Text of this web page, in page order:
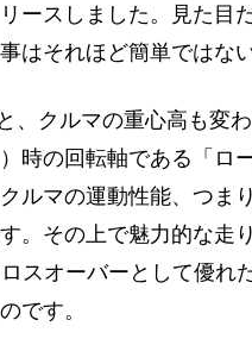
ースしました。見た目
はそれほど簡単ではな
クルマの重心高も変
時の回転軸である「ロ
ルマの運動性能、つま
。その上で魅力的な走
スオーバーとして優れ
です。